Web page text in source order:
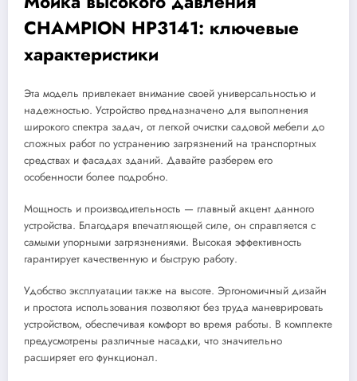
CHAMPION HP3141: ключевые
характеристики
Эта модель привлекает внимание своей универсальностью и
надежностью. Устройство предназначено для выполнения
широкого спектра задач, от легкой очистки садовой мебели до
сложных работ по устранению загрязнений на транспортных
средствах и фасадах зданий. Давайте разберем его
особенности более подробно.
Мощность и производительность — главный акцент данного
устройства. Благодаря впечатляющей силе, он справляется с
самыми упорными загрязнениями. Высокая эффективность
гарантирует качественную и быструю работу.
Удобство эксплуатации также на высоте. Эргономичный дизайн
и простота использования позволяют без труда маневрировать
устройством, обеспечивая комфорт во время работы. В комплекте
предусмотрены различные насадки, что значительно
расширяет его функционал.